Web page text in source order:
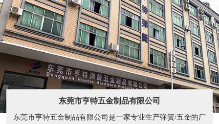
东莞市亨特五金制品有限公司
东莞市亨特五金制品有限公司是一家专业生产弹簧/五金的厂